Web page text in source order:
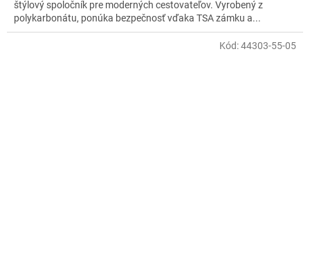
štýlový spoločník pre moderných cestovateľov. Vyrobený z
polykarbonátu, ponúka bezpečnosť vďaka TSA zámku a...
Kód:44303-55-05